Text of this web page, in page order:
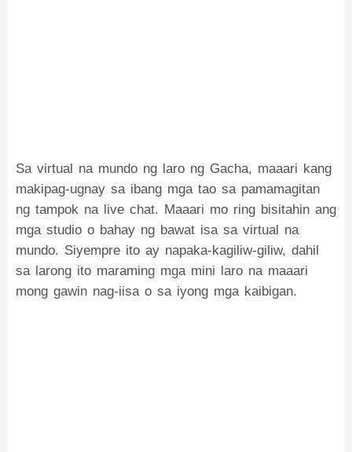
Sa virtual na mundo ng laro ng Gacha, maaari kang
makipag-ugnay sa ibang mga tao sa pamamagitan
ng tampok na live chat. Maaari mo ring bisitahin ang
mga studio o bahay ng bawat isa sa virtual na
mundo. Siyempre ito ay napaka-kagiliw-giliw, dahil
sa larong ito maraming mga mini laro na maaari
mong gawin nag-iisa o sa iyong mga kaibigan.